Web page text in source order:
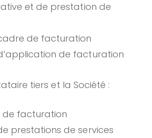
et de prestation de
de facturation
de facturation
tiers et la Société :
de facturation
prestations de services